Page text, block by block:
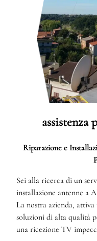
assistenza
Riparazione e
Sei alla ricerca di un
installazione antenne a
La nostra azienda,
soluzioni di alta qualità
una ricezione TV